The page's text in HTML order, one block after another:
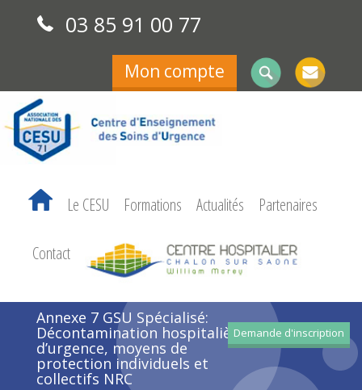
03 85 91 00 77
Mon compte
Le CESU Formations Actualités Partenaires
Contact
Annexe 7 GSU Spécialisé:
Décontamination hospitalière
d’urgence, moyens de
protection individuels et
collectifs NRC
Demande d'inscription